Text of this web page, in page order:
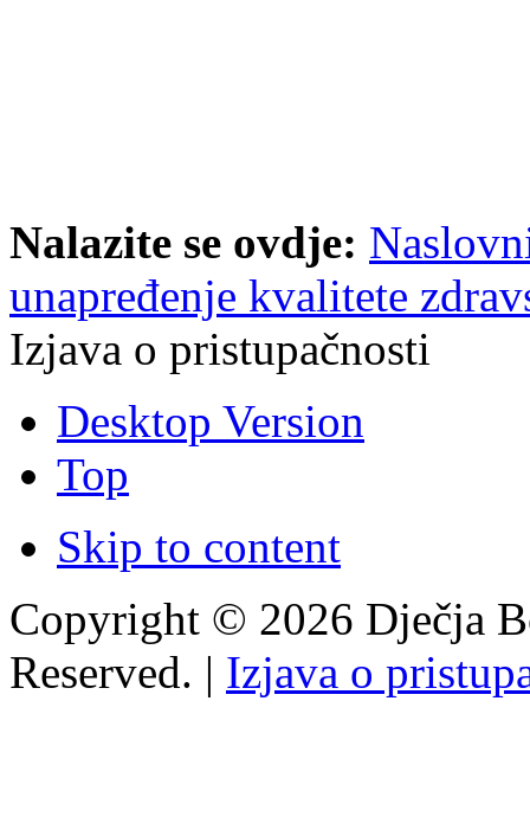
Nalazite se ovdje:
unapređenje kvalitete
Izjava o pristupačnosti
Desktop Version
Top
Skip to content
Copyright © 2026 Dječja
Reserved. | Izjava o